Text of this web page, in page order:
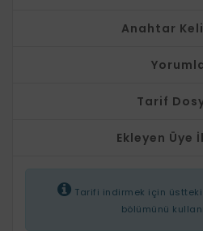
Anahtar
Tarif
Ekleyen Üye
Tarifi indirmek için üstteki
bölümünü